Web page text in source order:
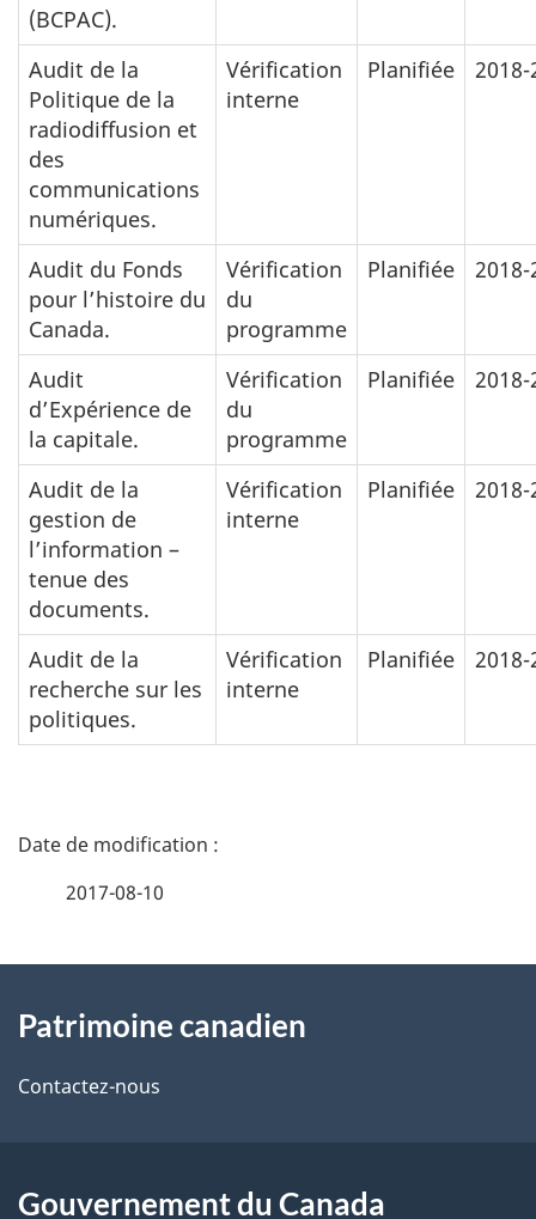
(BCPAC).
Audit de la
Politique de la
radiodiffusion et
des
communications
numériques.
Vérification
interne
Planifiée
Audit du Fonds
pour l’histoire du
Canada.
Vérification
du
programme
Planifiée
Audit
d’Expérience de
la capitale.
Vérification
du
programme
Planifiée
Audit de la
gestion de
l’information –
tenue des
documents.
Vérification
interne
Planifiée
Audit de la
recherche sur les
politiques.
Vérification
interne
Planifiée
D
i
l
d
2017-08-10
propos
de
site
Patrimoine canadien
Contactez-nous
Gouvernement du Canada